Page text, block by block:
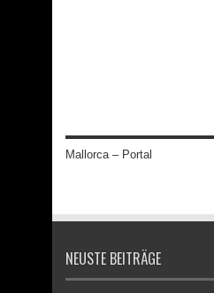
Mallorca – Portal
NEUSTE BEITRÄGE